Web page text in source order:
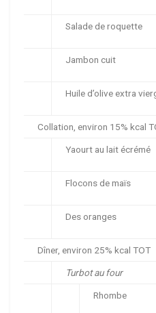
Salade de roquette
Jambon cuit
Huile d’olive extra
Collation, environ 15% kcal
Yaourt au lait écrémé
Flocons de maïs
Des oranges
Dîner, environ 25% kcal TOT
Turbot au four
Rhombe